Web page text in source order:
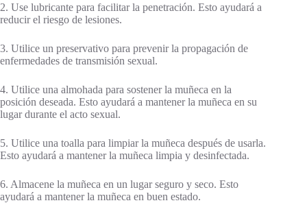
2. Use lubricante para facilitar la penetración. Esto ayudará a
reducir el riesgo de lesiones.
3. Utilice un preservativo para prevenir la propagación de
enfermedades de transmisión sexual.
4. Utilice una almohada para sostener la muñeca en la
posición deseada. Esto ayudará a mantener la muñeca en su
lugar durante el acto sexual.
5. Utilice una toalla para limpiar la muñeca después de usarla.
Esto ayudará a mantener la muñeca limpia y desinfectada.
6. Almacene la muñeca en un lugar seguro y seco. Esto
ayudará a mantener la muñeca en buen estado.